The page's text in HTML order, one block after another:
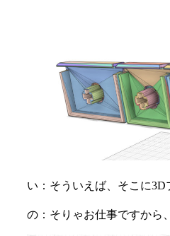
い：そういえば、そこに
の：そりゃお仕事ですから